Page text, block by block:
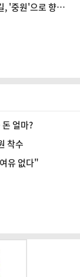
, '중원'으로 향했
얼마?
착수
유 없다"